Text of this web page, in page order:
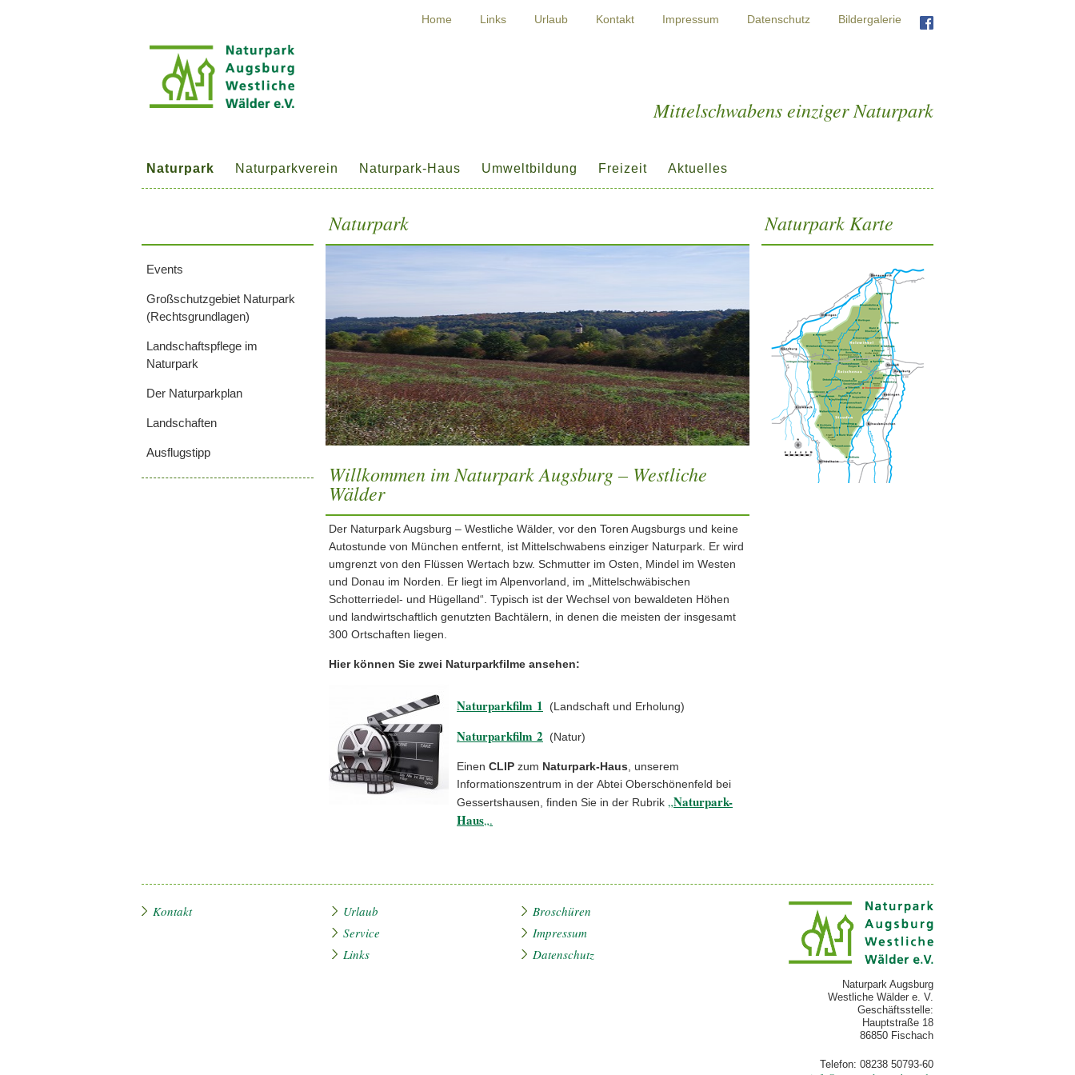
Home Links Urlaub Kontakt Impressum Datenschutz Bildergalerie
Mittelschwabens einziger Naturpark
Naturpark Naturparkverein Naturpark-Haus Umweltbildung Freizeit Aktuelles
Events
Großschutzgebiet Naturpark
(Rechtsgrundlagen)
Landschaftspflege im
Naturpark
Der Naturparkplan
Landschaften
Ausflugstipp
Naturpark
Willkommen im Naturpark Augsburg – Westliche
Wälder
Der Naturpark Augsburg – Westliche Wälder, vor den Toren Augsburgs und keine
Autostunde von München entfernt, ist Mittelschwabens einziger Naturpark. Er wird
umgrenzt von den Flüssen Wertach bzw. Schmutter im Osten, Mindel im Westen
und Donau im Norden. Er liegt im Alpenvorland, im „Mittelschwäbischen
Schotterriedel- und Hügelland“. Typisch ist der Wechsel von bewaldeten Höhen
und landwirtschaftlich genutzten Bachtälern, in denen die meisten der insgesamt
300 Ortschaften liegen.
Hier können Sie zwei Naturparkfilme ansehen:
Naturparkfilm 1 (Landschaft und Erholung)
Naturparkfilm 2 (Natur)
Einen CLIP zum Naturpark-Haus , unserem
Informationszentrum in der Abtei Oberschönenfeld bei
Gessertshausen, finden Sie in der Rubrik „Naturpark-
Haus„.
Naturpark Karte
Kontakt
Urlaub
Service
Links
Broschüren
Impressum
Datenschutz
Naturpark Augsburg
Westliche Wälder e. V.
Geschäftsstelle:
Hauptstraße 18
86850 Fischach
Telefon: 08238 50793-60